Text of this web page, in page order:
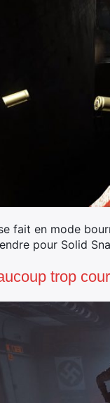
fait en mode
pour Solid
trop